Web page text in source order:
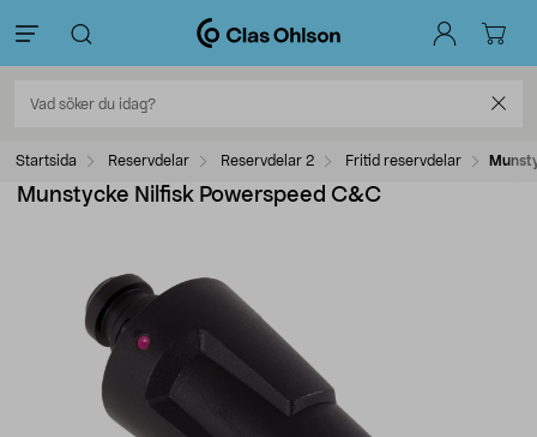
Startsida Reservdelar Reservdelar 2 Fritid reservdelar
Munstycke Nilfisk Powerspeed C&C